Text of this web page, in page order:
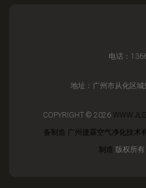
电话：
地址：广州市从化区
COPYRIGHT © 2026
备制造 广州捷霖空气净化技术
制造 版权所有